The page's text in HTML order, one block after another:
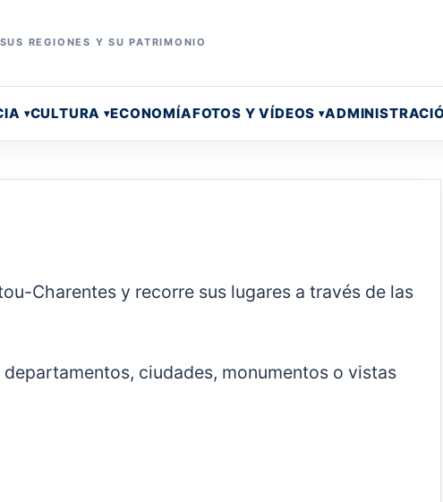
REGIONES Y SU PATRIMONIO
CULTURA ECONOMÍAFOTOS Y VÍDEOS
Charentes y recorre sus lugares a través de las
ciudades, monumentos o vistas